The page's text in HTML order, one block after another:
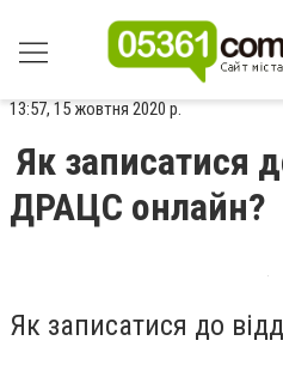
13:57, 15 жовтня 2020 р.
Як записатися
ДРАЦС онлайн?
Як записатися до